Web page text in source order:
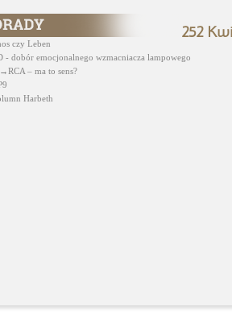
252
czy Leben
- dobór emocjonalnego wzmacniacza lampowego
– ma to sens?
Harbeth